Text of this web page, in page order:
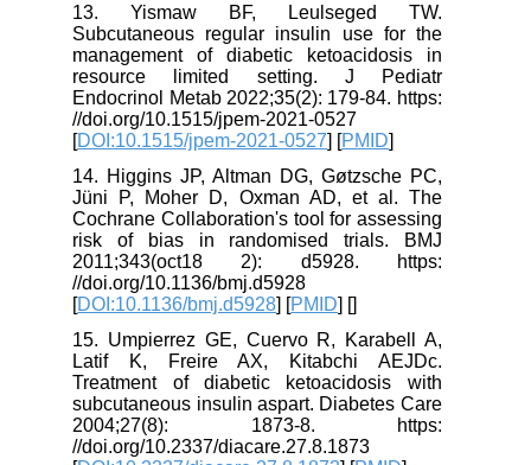
13. Yismaw BF, Leulseged TW.
Subcutaneous regular insulin use for the
management of diabetic ketoacidosis in
resource limited setting. J Pediatr
Endocrinol Metab 2022;35(2): 179-84. https:
//doi.org/10.1515/jpem-2021-0527
[DOI:10.1515/jpem-2021-0527] [PMID
14. Higgins JP, Altman DG, Gøtzsche PC,
Jüni P, Moher D, Oxman AD, et al. The
Cochrane Collaboration's tool for assessing
risk of bias in randomised trials. BMJ
2011;343(oct18 2): d5928. https:
//doi.org/10.1136/bmj.d5928
[DOI:10.1136/bmj.d5928] [PMID] [
15. Umpierrez GE, Cuervo R, Karabell A,
Latif K, Freire AX, Kitabchi AEJDc.
Treatment of diabetic ketoacidosis with
subcutaneous insulin aspart. Diabetes Care
2004;27(8): 1873-8. https:
//doi.org/10.2337/diacare.27.8.1873